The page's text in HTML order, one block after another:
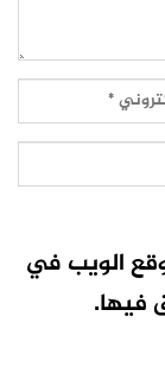
الويب في
فيها.